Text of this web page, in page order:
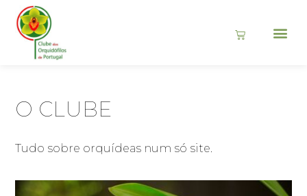
O CLUBE
Tudo sobre orquídeas num só site.